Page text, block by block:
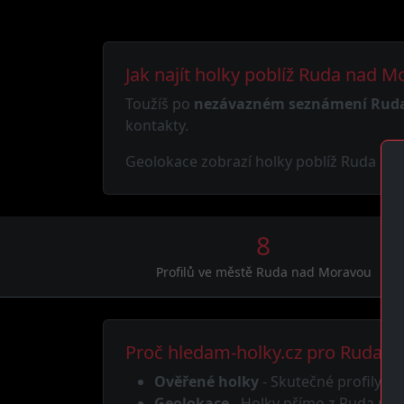
Jak najít holky poblíž Ruda nad
Toužíš po nezávazném seznámení
kontakty.
Geolokace zobrazí holky poblíž Ruda
8
Profilů ve městě Ruda nad Moravou
Proč hledam-holky.cz pro Ruda
Ověřené holky - Skutečné profily,